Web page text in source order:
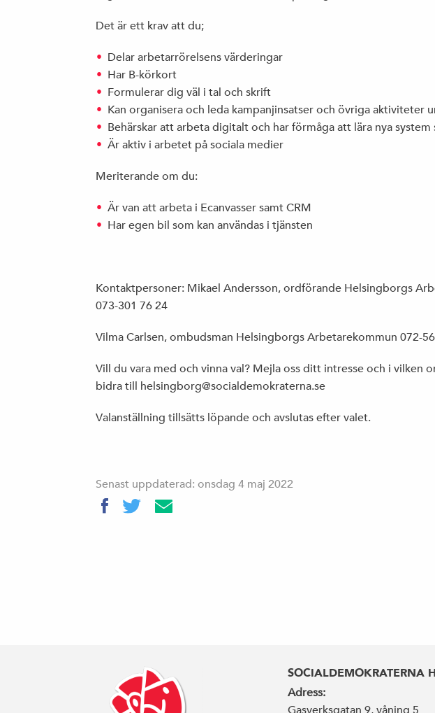
Det är ett krav att du;
Delar arbetarrörelsens värderingar
Har B-körkort
Formulerar dig väl i tal och skrift
Kan organisera och leda kampanjinsatser och övriga aktiviteter
Behärskar att arbeta digitalt och har förmåga att lära nya system
Är aktiv i arbetet på sociala medier
Meriterande om du:
Är van att arbeta i Ecanvasser samt CRM
Har egen bil som kan användas i tjänsten
Kontaktpersoner: Mikael Andersson, ordförande Helsingborgs
073-301 76 24
Vilma Carlsen, ombudsman Helsingborgs Arbetarekommun 072-
Vill du vara med och vinna val? Mejla oss ditt intresse och i vilken
bidra till helsingborg@socialdemokraterna.se
Valanställning tillsätts löpande och avslutas efter valet.
Senast uppdaterad: onsdag 4 maj 2022
SOCIALDEMOKRATERNA
Adress: